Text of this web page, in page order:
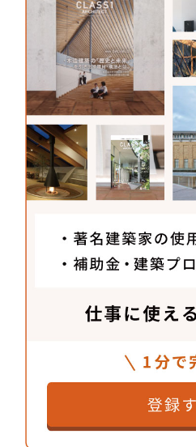
間を用意したからそこの窓
えてもらうという感覚でし
んの場合は、植村さんは建
ルに関わっていますし、も
勉強をしていた久米さんは
重力でどうドレープをつく
るので、布自体の柄やグラ
のテキスタイルの話ではな
築的なテキスタイルの話に
にやりたいなと思いました
と議論しました。
建材開発秘話
植村 遥さん
そこに存在する理由の